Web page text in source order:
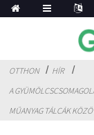
OTTHON
HÍR
A
MŰANYAG TÁLCÁK